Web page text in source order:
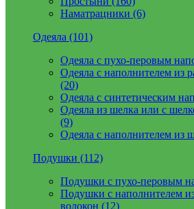
Наматрацники (6)
Одеяла (101)
Одеяла с пухо-перовым
Одеяла с наполнителем из
(20)
Одеяла с синтетическим
Одеяла из шелка или с
(9)
Одеяла с наполнителем из
Подушки (112)
Подушки с пухо-перовым
Подушки с наполнителем
волокон (12)